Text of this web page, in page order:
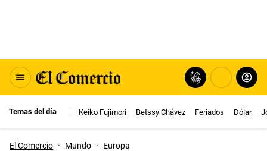
Temas del día Keiko Fujimori Betssy Chávez Feriados Dólar
El Comercio · Mundo · Europa